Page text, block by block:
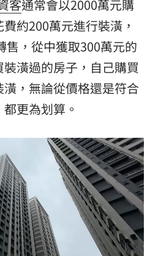
客通常會以2000萬元購
約200萬元進行裝潢，
售，從中獲取300萬元的
潢過的房子，自己購買
，無論從價格還是符合
更為划算。